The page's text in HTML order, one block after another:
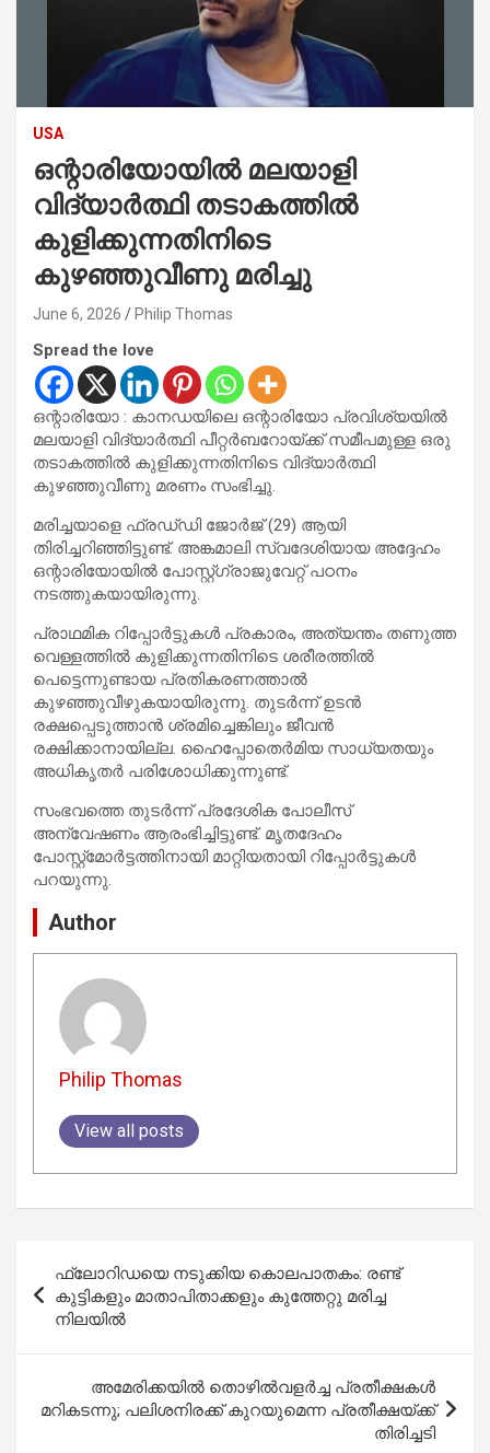
USA
ഒന്റാരിയോയിൽ മലയാളി
വിദ്യാർത്ഥി തടാകത്തിൽ
കുളിക്കുന്നതിനിടെ
കുഴഞ്ഞുവീണു മരിച്ചു
June 6, 2026 Philip Thomas
Spread the love
ഒന്റാരിയോ : കാനഡയിലെ ഒന്റാരിയോ പ്രവിശ്യയിൽ
മലയാളി വിദ്യാർത്ഥി പീറ്റർബറോയ്ക്ക് സമീപമുള്ള ഒരു
തടാകത്തിൽ കുളിക്കുന്നതിനിടെ വിദ്യാർത്ഥി
കുഴഞ്ഞുവീണു മരണം സംഭിച്ചു.
മരിച്ചയാളെ ഫ്രഡ്‌ഡി ജോർജ്‌ (29) ആയി
തിരിച്ചറിഞ്ഞിട്ടുണ്ട്. അങ്കമാലി സ്വദേശിയായ അദ്ദേഹം
ഒന്റാരിയോയിൽ പോസ്റ്റ്‌ഗ്രാജുവേറ്റ് പഠനം
നടത്തുകയായിരുന്നു.
പ്രാഥമിക റിപ്പോർട്ടുകൾ പ്രകാരം, അത്യന്തം തണുത്ത
വെള്ളത്തിൽ കുളിക്കുന്നതിനിടെ ശരീരത്തിൽ
പെട്ടെന്നുണ്ടായ പ്രതികരണത്താൽ
കുഴഞ്ഞുവീഴുകയായിരുന്നു. തുടർന്ന് ഉടൻ
രക്ഷപ്പെടുത്താൻ ശ്രമിച്ചെങ്കിലും ജീവൻ
രക്ഷിക്കാനായില്ല. ഹൈപ്പോതെർമിയ സാധ്യതയും
അധികൃതർ പരിശോധിക്കുന്നുണ്ട്.
സംഭവത്തെ തുടർന്ന് പ്രദേശിക പോലീസ്
അന്വേഷണം ആരംഭിച്ചിട്ടുണ്ട്. മൃതദേഹം
പോസ്റ്റ്‌മോർട്ടത്തിനായി മാറ്റിയതായി റിപ്പോർട്ടുകൾ
പറയുന്നു.
Author
Philip Thomas
View all posts
navigation
ഫ്ലോറിഡയെ നടുക്കിയ കൊലപാതകം: രണ്ട്
കുട്ടികളും മാതാപിതാക്കളും കുത്തേറ്റു മരിച്ച
നിലയിൽ
അമേരിക്കയിൽ തൊഴിൽവളർച്ച പ്രതീക്ഷകൾ
മറികടന്നു; പലിശനിരക്ക് കുറയുമെന്ന പ്രതീക്ഷയ്ക്ക്
തിരിച്ചടി